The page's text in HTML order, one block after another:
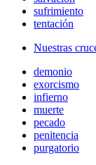
sufrimiento
tentación
Nuestras
demonio
exorcismo
infierno
muerte
pecado
penitencia
purgatorio